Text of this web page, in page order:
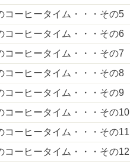
コーヒータイム・・・その5
コーヒータイム・・・その6
コーヒータイム・・・その7
コーヒータイム・・・その8
コーヒータイム・・・その9
コーヒータイム・・・その10
コーヒータイム・・・その11
コーヒータイム・・・その12